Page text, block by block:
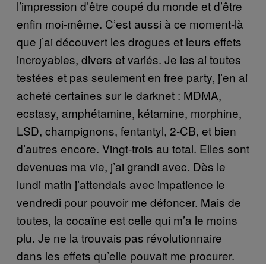
l’impression d’être coupé du monde et d’être
enfin moi-même. C’est aussi à ce moment-là
que j’ai découvert les drogues et leurs effets
incroyables, divers et variés. Je les ai toutes
testées et pas seulement en free party, j’en ai
acheté certaines sur le darknet : MDMA,
ecstasy, amphétamine, kétamine, morphine,
LSD, champignons, fentantyl, 2-CB, et bien
d’autres encore. Vingt-trois au total. Elles sont
devenues ma vie, j’ai grandi avec. Dès le
lundi matin j’attendais avec impatience le
vendredi pour pouvoir me défoncer. Mais de
toutes, la cocaïne est celle qui m’a le moins
plu. Je ne la trouvais pas révolutionnaire
dans les effets qu’elle pouvait me procurer.